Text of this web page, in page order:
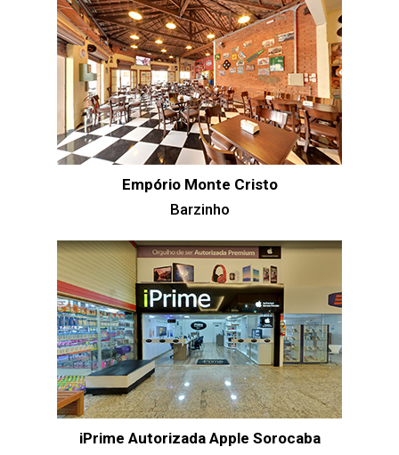
Empório Monte Cristo
Barzinho
iPrime Autorizada Apple Sorocaba